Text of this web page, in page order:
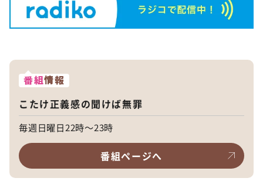
番組情報
こたけ正義感の聞けば無罪
毎週日曜日22時～23時
番組ページへ